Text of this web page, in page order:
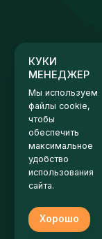
чтобы
обеспечить
максимальное
удобство
использования
сайта.
Хорошо
Настройки